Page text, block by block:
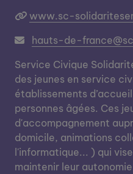
www.sc-
hauts-de-
Service Civique
des jeunes en service
établissements
personnes âgées. Ces
d'accompagnement
domicile, animations
l'informatique... ) qui
maintenir leur